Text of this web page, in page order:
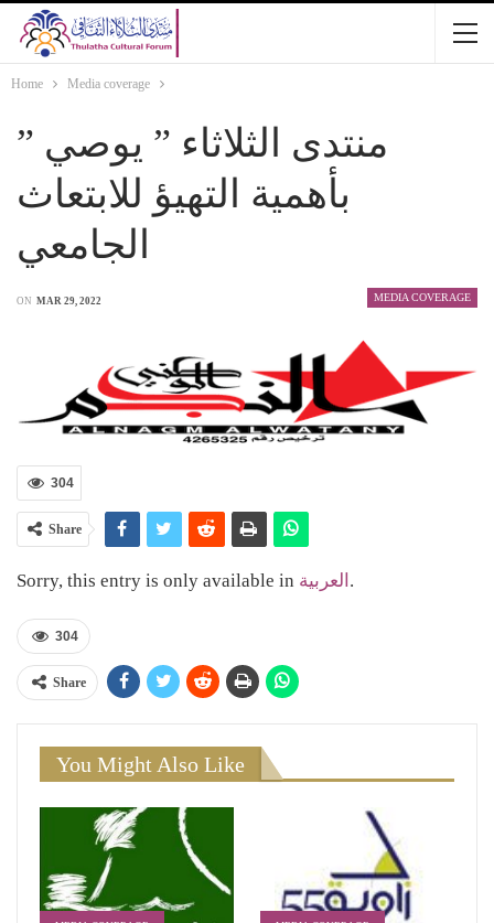
Home Media coverage
” منتدى الثلاثاء ” يوصي
بأهمية التهيؤ للابتعاث
الجامعي
MEDIA COVERAGE
ON MAR 29, 2022
304
Share
Sorry, this entry is only available in العربية .
304
Share
You Might Also Like